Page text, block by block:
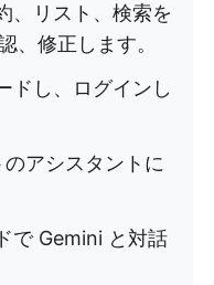
、リスト、検索を
、修正します。
ドし、ログインし
アシスタントに
で Gemini と対話